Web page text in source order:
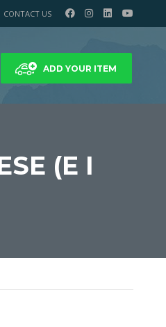
CONTACT US
ADD YOUR ITEM
(E I